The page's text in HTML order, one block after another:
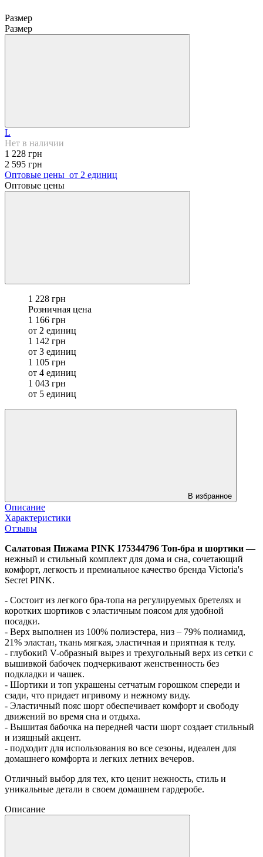
Размер
Размер
L
Нет в наличии
1 228 грн
2 595 грн
Оптовые цены от 2 единиц
Оптовые цены
1 228 грн
Розничная цена
1 166 грн
от 2 единиц
1 142 грн
от 3 единиц
1 105 грн
от 4 единиц
1 043 грн
от 5 единиц
В избранное
Описание
Характеристики
Отзывы
Салатовая Пижама PINK 175344796 Топ-бра и шортики —
нежный и стильный комплект для дома и сна, сочетающий
комфорт, легкость и премиальное качество бренда Victoria's
Secret PINK.
- Состоит из легкого бра-топа на регулируемых бретелях и
коротких шортиков с эластичным поясом для удобной
посадки.
- Верх выполнен из 100% полиэстера, низ – 79% полиамид,
21% эластан, ткань мягкая, эластичная и приятная к телу.
- глубокий V-образный вырез и трехугольный верх из сетки с
вышивкой бабочек подчеркивают женственность без
подкладки и чашек.
- Шортики и топ украшены сетчатым горошком спереди и
сзади, что придает игривому и нежному виду.
- Эластичный пояс шорт обеспечивает комфорт и свободу
движений во время сна и отдыха.
- Вышитая бабочка на передней части шорт создает стильный
и изящный акцент.
- подходит для использования во все сезоны, идеален для
домашнего комфорта и легких летних вечеров.
Отличный выбор для тех, кто ценит нежность, стиль и
уникальные детали в своем домашнем гардеробе.
Описание